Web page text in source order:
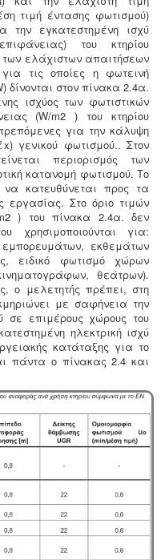
τιμή έντασης φωτισμού)
εγκατεστημένη ισχύ
του κτηρίου
ελάχιστων απαιτήσεων
τις οποίες η φωτεινή
δίνονται στον πίνακα 2.4α.
ισχύος των φωτιστικών
(W/m2 ) του κτηρίου
για την κάλυψη
γενικού φωτισμού.. Στον
περιορισμός των
κατανομή φωτισμού. Το
κατευθύνεται προς τα
εργασίας. Στο όριο τιμών
) του πίνακα 2.4α. δεν
χρησιμοποιούνται για:
εκθεμάτων
ειδικό φωτισμό χώρων
θεάτρων).
ο μελετητής πρέπει, στη
με σαφήνεια την
σε επιμέρους χώρους του
ηλεκτρική ισχύ
κατάταξης για το
πάντα ο πίνακας 2.4 και